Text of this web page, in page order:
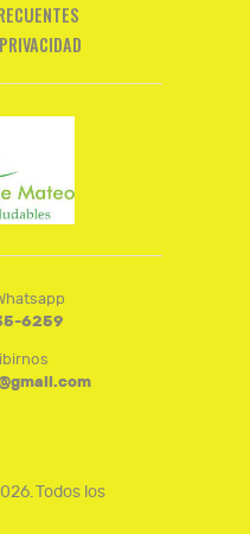
6259
Todos los